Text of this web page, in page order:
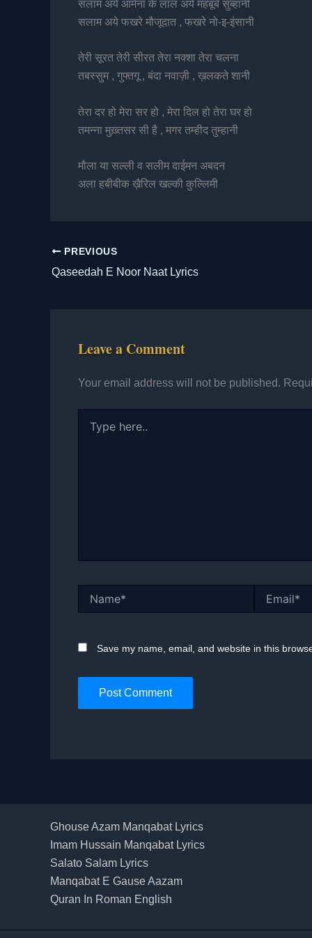
सलाम अये आमेना के लाल अये महबूबे सुब्हानी
सलाम अये फखरे मौजूदात , फखरे नो-इ-इंसानी
तेरी सूरत तेरी सीरत तेरा नक्शा तेरा चलना
तबस्सुम , गुफ्तगू , बंदा नवाज़ी , ख़लकते शानी
तेरा दर हो मेरा सर हो , मेरा दिल हो तेरा घर हो
तमन्ना मुख़्तसर सी है , मगर तम्हीद तुम्हानी
मौला या सल्ली व सलीम दाईमन अबदन
अला हबीबीक ख़ैरिल खल्की कुल्लिमी
PREVIOUS
Qaseedah E Noor Naat Lyrics
Leave a Comment
Your email address will not be published.
here..
Save my name, email, and website in this
Ghouse Azam Manqabat Lyrics
Imam Hussain Manqabat Lyrics
Salato Salam Lyrics
Manqabat E Gause Aazam
Quran In Roman English